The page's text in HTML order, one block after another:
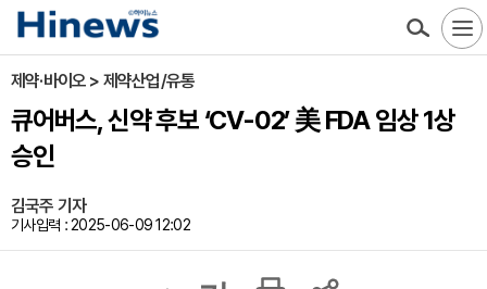
제약·바이오 > 제약산업/유통
큐어버스, 신약 후보 ‘CV-02’ 美 FDA 임상 1상
승인
김국주 기자
기사입력 : 2025-06-09 12:02